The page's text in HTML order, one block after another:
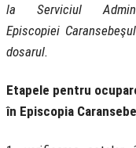
la Serviciul
Episcopiei
dosarul.
Etapele pentru
în Episcopia